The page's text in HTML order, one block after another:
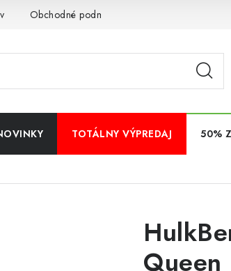
Obchodné podmienky
TOTÁLNY VÝPREDAJ 50%
Queen